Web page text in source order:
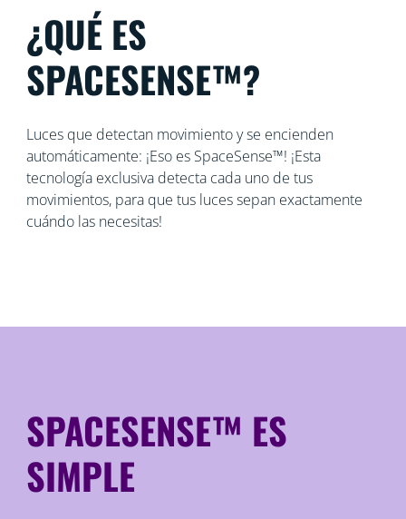
¿QUÉ ES
SPACESENSE™?
Luces que detectan movimiento y se encienden
automáticamente: ¡Eso es SpaceSense™! ¡Esta
tecnología exclusiva detecta cada uno de tus
movimientos, para que tus luces sepan exactamente
cuándo las necesitas!
SPACESENSE™ ES
SIMPLE